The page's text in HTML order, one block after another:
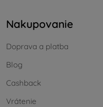
Nakupovanie
Doprava a platba
Blog
Cashback
Vrátenie